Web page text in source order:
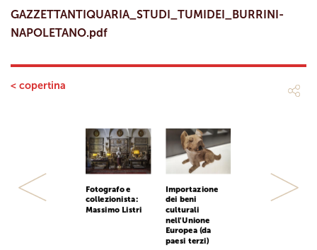
GAZZETTANTIQUARIA_STUDI_TUMIDEI_BURRINI-
NAPOLETANO.pdf
< copertina
Fotografo e
collezionista:
Massimo Listri
Importazione
dei beni
culturali
nell'Unione
Europea (da
paesi terzi)
Previous Next